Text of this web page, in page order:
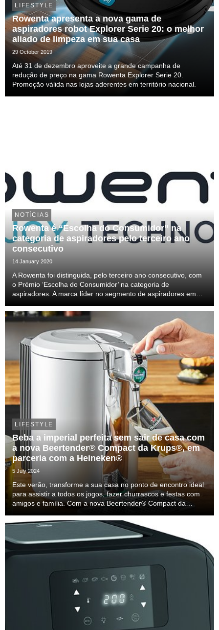
LIFESTYLE
Rowenta apresenta a nova gama de
aspiradores robot Explorer Serie 20: o melhor
aliado de limpeza em sua casa
29 October 2019
Até 31 de dezembro aproveite a grande campanha de
redução de preço na gama Rowenta Explorer Serie 20.
Promoção válida nas lojas aderentes em território nacional.
NOTÍCIAS
Rowenta é “Escolha do Consumidor” na
categoria de aspiradores pelo terceiro ano
consecutivo
14 January 2020
A Rowenta foi distinguida, pelo terceiro ano consecutivo, com
o Prémio ‘Escolha do Consumidor’ na categoria de
aspiradores. A marca líder no segmento de aspiradores em
de 962 consumidores.
LIFESTYLE
Beba a imperial perfeita sem sair de casa com
a nova Beertender® Compact da Krups®, em
parceria com a Heineken®
5 July 2024
Este verão, transforme a sua casa no ponto de encontro ideal
para assistir a todos os jogos, fazer churrascos e festas com
amigos e família. Com a nova Beertender® Compact da
de casa para desfrutar de uma cervej...